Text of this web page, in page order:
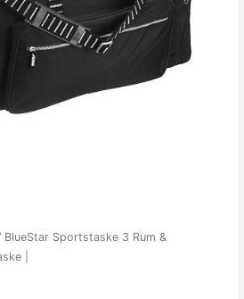
BlueStar Sportstaske 3 Rum &
|